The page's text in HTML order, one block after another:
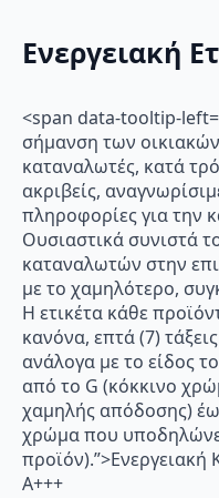
Ενεργειακή
<span data-tooltip-
σήμανση των
καταναλωτές, κατά
ακριβείς,
πληροφορίες για την
Ουσιαστικά συνιστά
καταναλωτών στην
με το χαμηλότερο,
Η ετικέτα κάθε
κανόνα, επτά (7)
ανάλογα με το είδος
από το G (κόκκινο
χαμηλής απόδοσης)
χρώμα που
A+++